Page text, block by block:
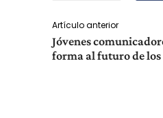
Artículo anterior
Jóvenes
forma al futuro de